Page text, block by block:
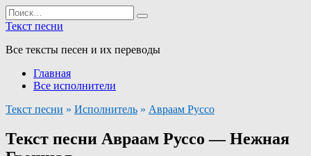
Перейти
к
Search
for:
Текст песни
Все тексты песен и их переводы
Главная
Все исполнители
Текст песни » Исполнитель » Авраам Руссо
Текст песни Авраам Руссо — Нежная